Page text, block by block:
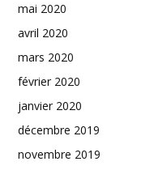
mai 2020
avril 2020
mars 2020
février 2020
janvier 2020
décembre 2019
novembre 2019